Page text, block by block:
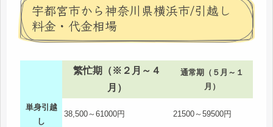
宇都宮市から神奈川県横浜市/引越し
料金・代金相場
繁忙期（※２月～４
月）
通常期（５月～１
月）
単身引越
し
38,500～61000円 21500～59500円